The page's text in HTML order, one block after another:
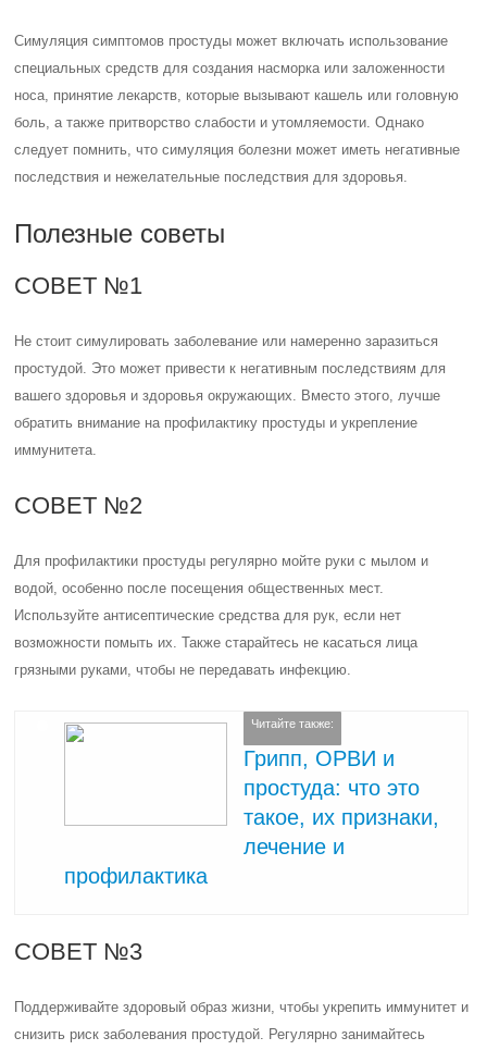
Симуляция симптомов простуды может включать использование
специальных средств для создания насморка или заложенности
носа, принятие лекарств, которые вызывают кашель или головную
боль, а также притворство слабости и утомляемости. Однако
следует помнить, что симуляция болезни может иметь негативные
последствия и нежелательные последствия для здоровья.
Полезные советы
СОВЕТ №1
Не стоит симулировать заболевание или намеренно заразиться
простудой. Это может привести к негативным последствиям для
вашего здоровья и здоровья окружающих. Вместо этого, лучше
обратить внимание на профилактику простуды и укрепление
иммунитета.
СОВЕТ №2
Для профилактики простуды регулярно мойте руки с мылом и
водой, особенно после посещения общественных мест.
Используйте антисептические средства для рук, если нет
возможности помыть их. Также старайтесь не касаться лица
грязными руками, чтобы не передавать инфекцию.
Читайте также:
Грипп, ОРВИ и
простуда: что это
такое, их признаки,
лечение и
профилактика
СОВЕТ №3
Поддерживайте здоровый образ жизни, чтобы укрепить иммунитет и
снизить риск заболевания простудой. Регулярно занимайтесь